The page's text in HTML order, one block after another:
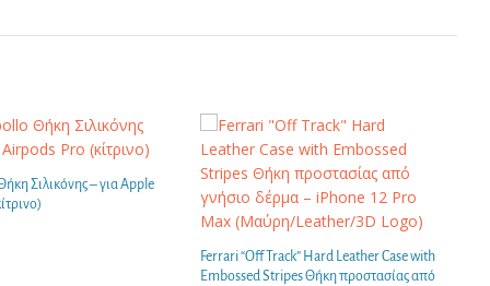
Σιλικόνης – για Apple
Ferrari “Off Track” Hard Leather Case with
Embossed Stripes Θήκη προστασίας από